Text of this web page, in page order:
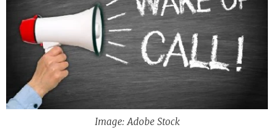
Image: Adobe Stock